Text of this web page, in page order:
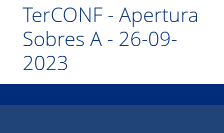
TerCONF - Apertura
Sobres A - 26-09-
2023